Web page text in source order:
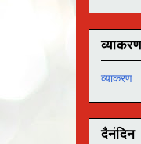
या
व्याकरण
व्याकरण
दैनंदिन